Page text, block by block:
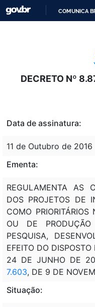
COMUNICA
DECRETO Nº
Data de assinatura:
11 de Outubro de 2016
Ementa:
REGULAMENTA AS
DOS PROJETOS DE
COMO
OU DE
PESQUISA,
EFEITO DO
24 DE JUNHO DE
7.603, DE 9 DE
Situação: